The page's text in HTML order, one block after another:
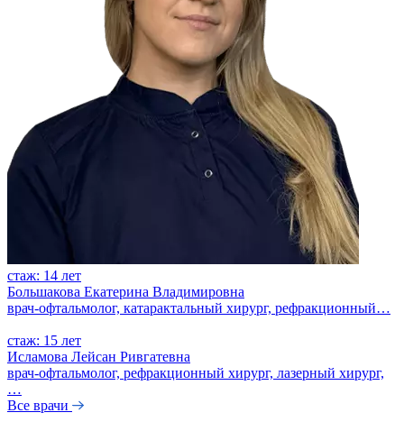
стаж: 14 лет
Большакова Екатерина Владимировна
врач-офтальмолог, катарактальный хирург, рефракционный…
стаж: 15 лет
Исламова Лейсан Ривгатевна
врач-офтальмолог, рефракционный хирург, лазерный хирург,
…
Все врачи